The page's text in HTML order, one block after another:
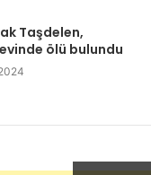
Taşdelen,
ölü bulundu